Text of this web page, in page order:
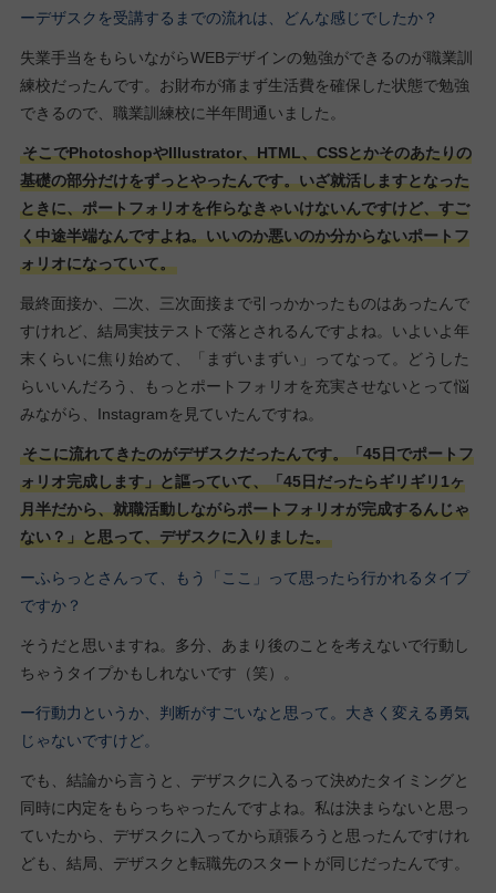
ーデザスクを受講するまでの流れは、どんな感じでしたか？
失業手当をもらいながらWEBデザインの勉強ができるのが職業訓
練校だったんです。お財布が痛まず生活費を確保した状態で勉強
できるので、職業訓練校に半年間通いました。
そこでPhotoshopやIllustrator、HTML、CSSとかそのあたりの
基礎の部分だけをずっとやったんです。いざ就活しますとなった
ときに、ポートフォリオを作らなきゃいけないんですけど、すご
く中途半端なんですよね。いいのか悪いのか分からないポートフ
ォリオになっていて。
最終面接か、二次、三次面接まで引っかかったものはあったんで
すけれど、結局実技テストで落とされるんですよね。いよいよ年
末くらいに焦り始めて、「まずいまずい」ってなって。どうした
らいいんだろう、もっとポートフォリオを充実させないとって悩
みながら、Instagramを見ていたんですね。
そこに流れてきたのがデザスクだったんです。「45日でポートフ
ォリオ完成します」と謳っていて、「45日だったらギリギリ1ヶ
月半だから、就職活動しながらポートフォリオが完成するんじゃ
ない？」と思って、デザスクに入りました。
ーふらっとさんって、もう「ここ」って思ったら行かれるタイプ
ですか？
そうだと思いますね。多分、あまり後のことを考えないで行動し
ちゃうタイプかもしれないです（笑）。
ー行動力というか、判断がすごいなと思って。大きく変える勇気
じゃないですけど。
でも、結論から言うと、デザスクに入るって決めたタイミングと
同時に内定をもらっちゃったんですよね。私は決まらないと思っ
ていたから、デザスクに入ってから頑張ろうと思ったんですけれ
ども、結局、デザスクと転職先のスタートが同じだったんです。